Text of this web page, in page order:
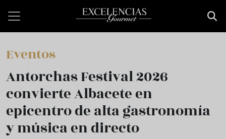
Eventos
Antorchas Festival 2026
convierte Albacete en
epicentro de alta gastronomía
y música en directo